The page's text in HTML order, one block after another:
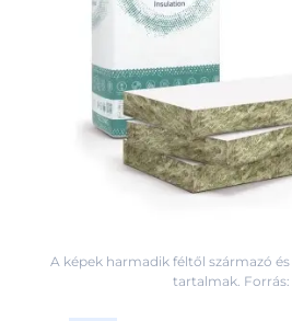
A képek harmadik féltől származó
tartalmak. Forrás: